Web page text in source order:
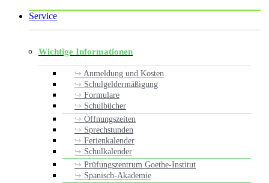
Service
Wichtige Informationen
Anmeldung und Kosten
Schulgeldermäßigung
Formulare
Schulbücher
Öffnungszeiten
Sprechstunden
Ferienkalender
Schulkalender
Prüfungszentrum Goethe-Institut
Spanisch-Akademie